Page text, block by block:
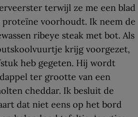
terwijl ze me een blad
voorhoudt. Ik neem de
ribeye steak met bot. Als
krijg voorgezet,
heb gegeten. Hij wordt
ter grootte van een
cheddar. Ik besluit de
dat niet eens op het bord